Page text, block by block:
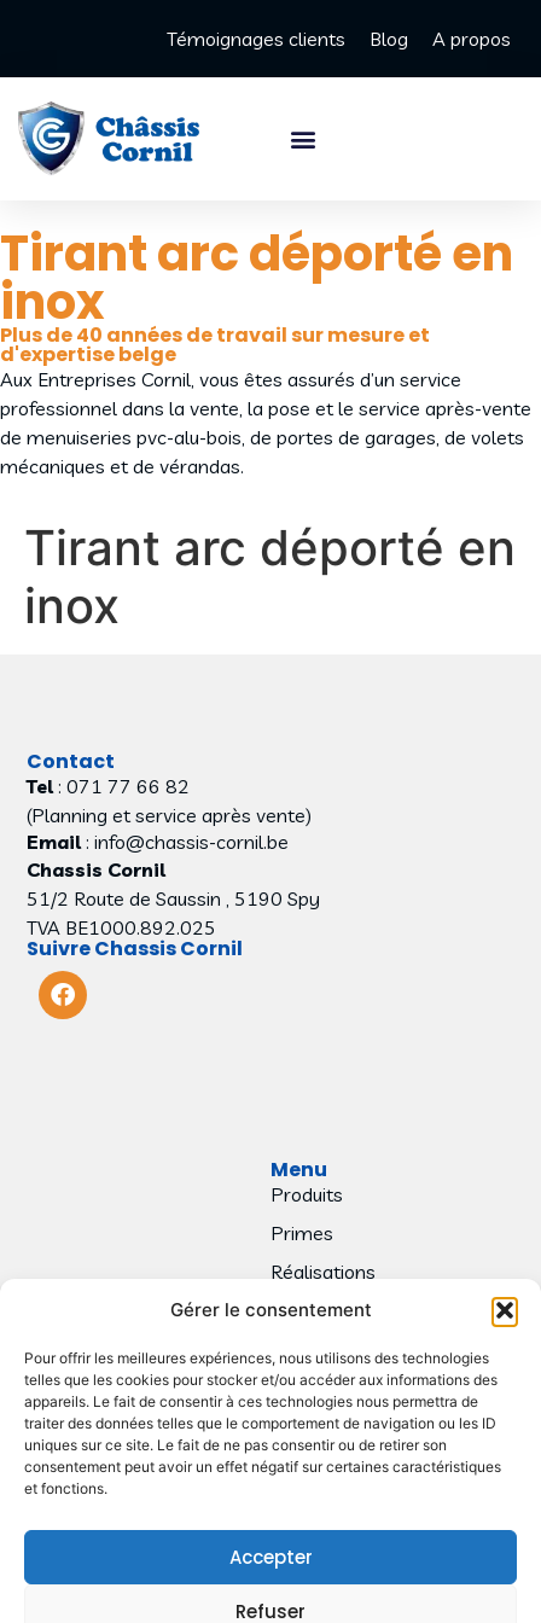
Gérer le consentement
Pour offrir les meilleures expériences, nous utilisons des technologies
telles que les cookies pour stocker et/ou accéder aux informations des
appareils. Le fait de consentir à ces technologies nous permettra de
traiter des données telles que le comportement de navigation ou les ID
uniques sur ce site. Le fait de ne pas consentir ou de retirer son
consentement peut avoir un effet négatif sur certaines caractéristiques
et fonctions.
Accepter
Refuser
Témoignages clients Blog A propos
Tirant arc déporté en
inox
Plus de 40 années de travail sur mesure et
d'expertise belge
Aux Entreprises Cornil, vous êtes assurés d’un service
professionnel dans la vente, la pose et le service après-vente
de menuiseries pvc-alu-bois, de portes de garages, de volets
mécaniques et de vérandas.
Tirant arc déporté en
inox
Menu
Produits
Primes
Réalisations
Contact
Contact
Tel: 071 77 66 82
(Planning et service après vente)
Email: info@chassis-cornil.be
Chassis Cornil
51/2 Route de Saussin , 5190 Spy
TVA BE1000.892.025
Suivre Chassis Cornil